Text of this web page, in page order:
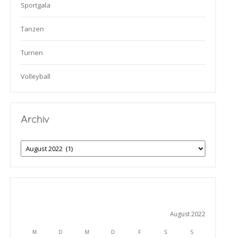
Sportgala
Tanzen
Turnen
Volleyball
Archiv
Archiv
August 2022
M D M D F S S